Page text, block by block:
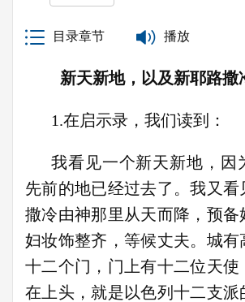
目录章节 播放
新天新地，以及新耶路撒
1.在启示录，我们读到：
我看见一个新天新地，因
先前的地已经过去了。我又看
撒冷由神那里从天而降，预备
妇妆饰整齐，等候丈夫。城有
十二个门，门上有十二位天使
在上头，就是以色列十二支派